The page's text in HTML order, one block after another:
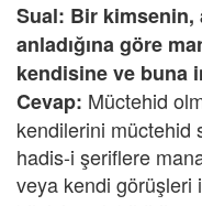
Sual: Bir kimsenin,
anladığına göre
kendisine ve buna
Cevap: Müctehid
kendilerini müctehid
hadis-i şeriflere
veya kendi görüşleri